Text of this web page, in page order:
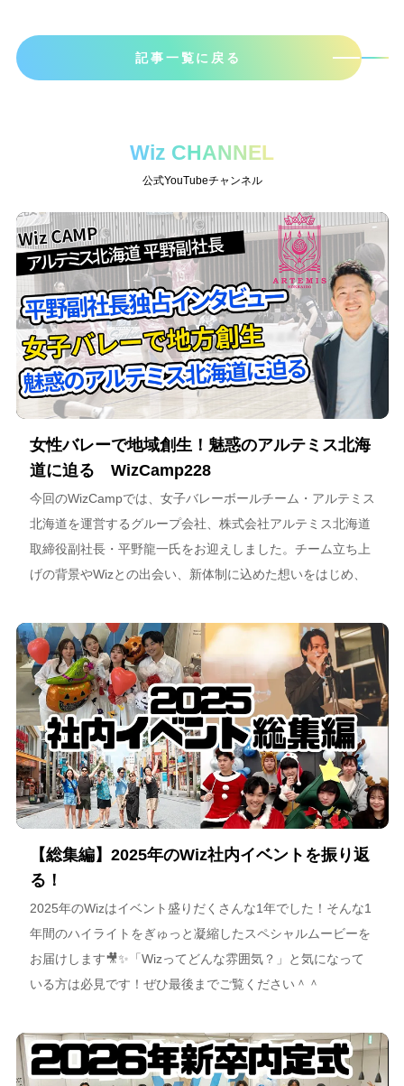
記事一覧に戻る
Wiz CHANNEL
公式YouTubeチャンネル
女性バレーで地域創生！魅惑のアルテミス北海
道に迫る WizCamp228
今回のWizCampでは、女子バレーボールチーム・アルテミス
北海道を運営するグループ会社、株式会社アルテミス北海道
取締役副社長・平野龍一氏をお迎えしました。チーム立ち上
げの背景やWizとの出会い、新体制に込めた想いをはじめ、
海道が描く今後のビジョンについて語っています。
【総集編】2025年のWiz社内イベントを振り返
る！
2025年のWizはイベント盛りだくさんな1年でした！そんな1
年間のハイライトをぎゅっと凝縮したスペシャルムービーを
お届けします🎥✨「Wizってどんな雰囲気？」と気になって
いる方は必見です！ぜひ最後までご覧ください＾＾